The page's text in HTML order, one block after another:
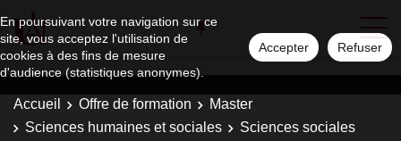
En poursuivant votre navigation sur ce
site, vous acceptez l'utilisation de
cookies à des fins de mesure
d'audience (statistiques anonymes).
Accepter Refuser
Accueil Offre de formation
Master
Sciences humaines et sociales
Sciences sociales